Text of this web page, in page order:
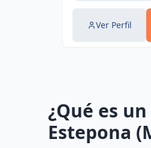
Ver Perfil
¿Qué es
Estepona